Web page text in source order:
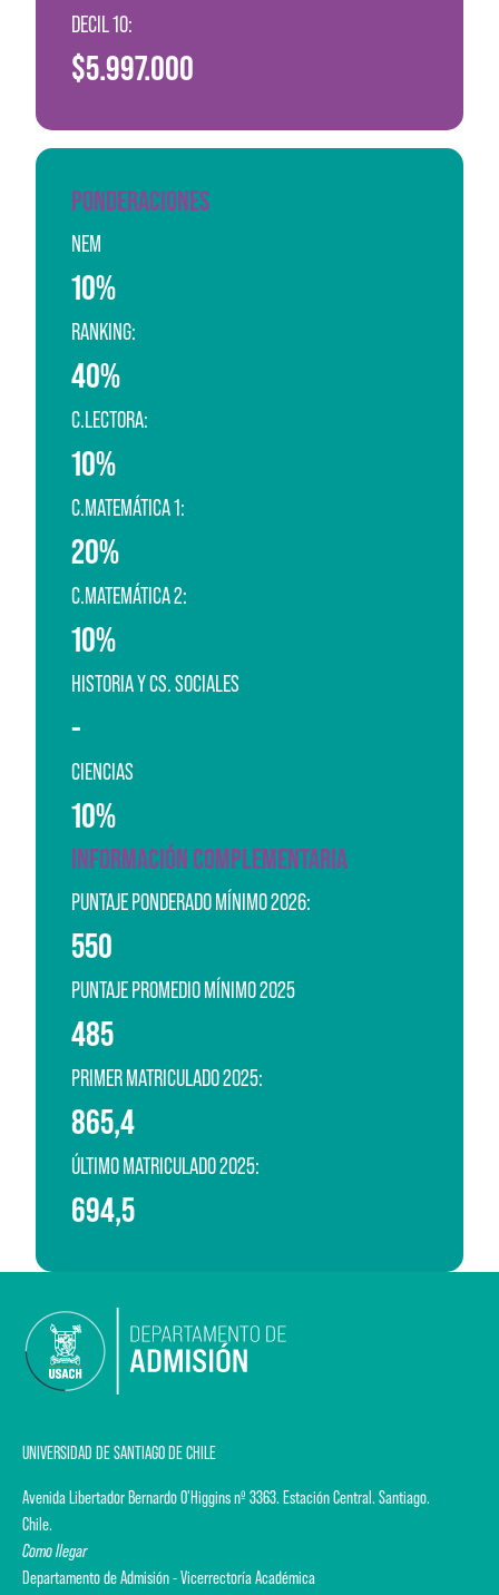
DECIL 10:
$5.997.000
PONDERACIONES
NEM
10%
RANKING:
40%
C.LECTORA:
10%
C.MATEMÁTICA 1:
20%
C.MATEMÁTICA 2:
10%
HISTORIA Y CS. SOCIALES
-
CIENCIAS
10%
INFORMACIÓN COMPLEMENTARIA
PUNTAJE PONDERADO MÍNIMO 2026:
550
PUNTAJE PROMEDIO MÍNIMO 2025
485
PRIMER MATRICULADO 2025:
865,4
ÚLTIMO MATRICULADO 2025:
694,5
UNIVERSIDAD DE SANTIAGO DE CHILE
Avenida Libertador Bernardo O'Higgins nº 3363. Estación Central. Santiago.
Chile.
Como llegar
Departamento de Admisión - Vicerrectoría Académica